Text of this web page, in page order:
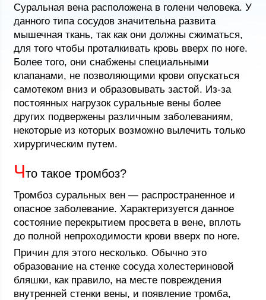
Суральная вена расположена в голени человека. У
данного типа сосудов значительна развита
мышечная ткань, так как они должны сжиматься,
для того чтобы проталкивать кровь вверх по ноге.
Более того, они снабжены специальными
клапанами, не позволяющими крови опускаться
самотеком вниз и образовывать застой. Из-за
постоянных нагрузок суральные вены более
других подвержены различным заболеваниям,
некоторые из которых возможно вылечить только
хирургическим путем.
Что такое тромбоз?
Тромбоз суральных вен — распространенное и
опасное заболевание. Характеризуется данное
состояние перекрытием просвета в вене, вплоть
до полной непроходимости крови вверх по ноге.
Причин для этого несколько. Обычно это
образование на стенке сосуда холестериновой
бляшки, как правило, на месте повреждения
внутренней стенки вены, и появление тромба,